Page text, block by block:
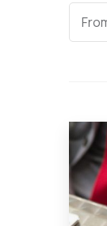
Start
Date